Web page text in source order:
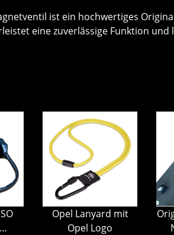
ist ein hochwertiges
eine zuverlässige Funktion
Opel Lanyard mit
Opel Logo